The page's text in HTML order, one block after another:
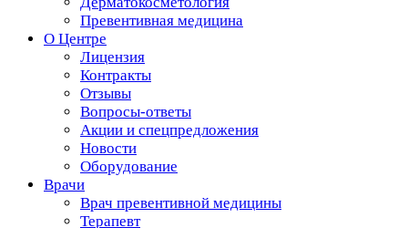
Превентивная медицина
О Центре
Лицензия
Контракты
Отзывы
Вопросы-ответы
Акции и спецпредложения
Новости
Оборудование
Врачи
Врач превентивной медицины
Терапевт